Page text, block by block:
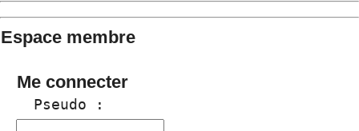
Espace membre
Me connecter
  Pseudo :